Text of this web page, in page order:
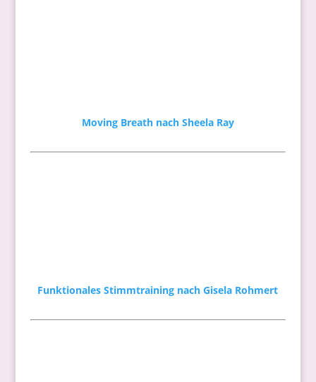
Moving Breath nach Sheela Ray
Funktionales Stimmtraining nach Gisela Rohmert